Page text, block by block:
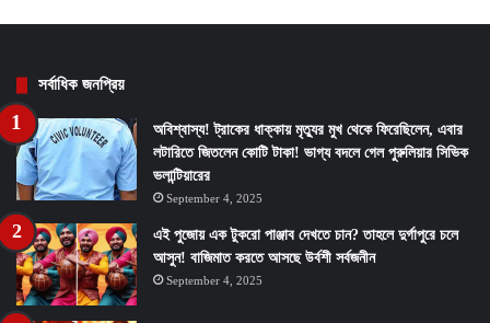
সর্বাধিক জনপ্রিয়
অবিশ্বাস্য! ট্রাকের ধাক্কায় মৃত্যুর মুখ থেকে ফিরেছিলেন, এবার
লটারিতে জিতলেন কোটি টাকা! ভাগ্য বদলে গেল পুরুলিয়ার সিভিক
ভলান্টিয়ারের
September 4, 2025
এই পুজোয় এক টুকরো পাঞ্জাব দেখতে চান? তাহলে দুর্গাপুরে চলে
আসুন! বাজিমাত করতে আসছে উর্বশী সর্বজনীন
September 4, 2025